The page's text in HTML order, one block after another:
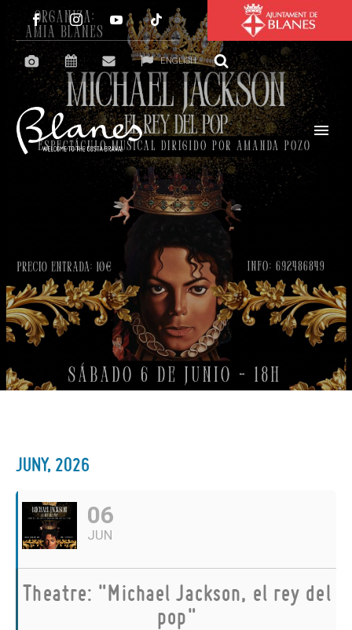
ENGLISH
JUNY, 2026
06
JUN
Theatre: "Michael Jackson, el rey del
pop"